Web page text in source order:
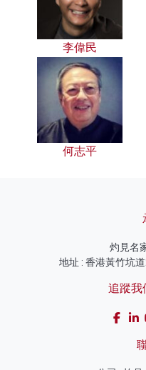
李偉民
何志平
灼見名
地址 : 香港黃竹坑
追蹤我